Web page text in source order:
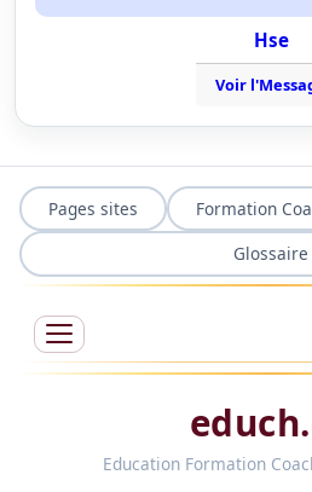
Hse
Voir
Pages sites Formation
Glossaire
Education Formation